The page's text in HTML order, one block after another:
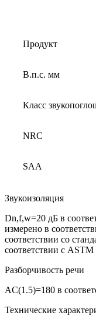
Продукт
В.п.с. мм
Класс
NRC
SAA
Звукоизоляция
Dn,f,w=20 дБ в
измерено в
соответствии со
соответствии с ASTM
Разборчивость речи
AC(1.5)=180 в
Технические